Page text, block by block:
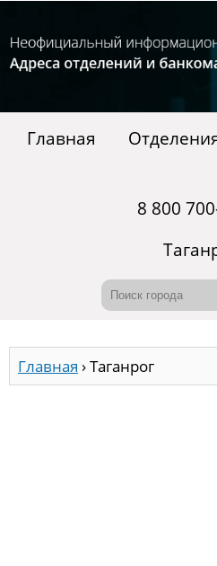
Главная
8 800
Главная ›Таганрог